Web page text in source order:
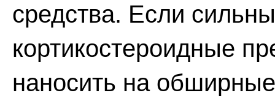
средства. Если
кортикостероидные
наносить на